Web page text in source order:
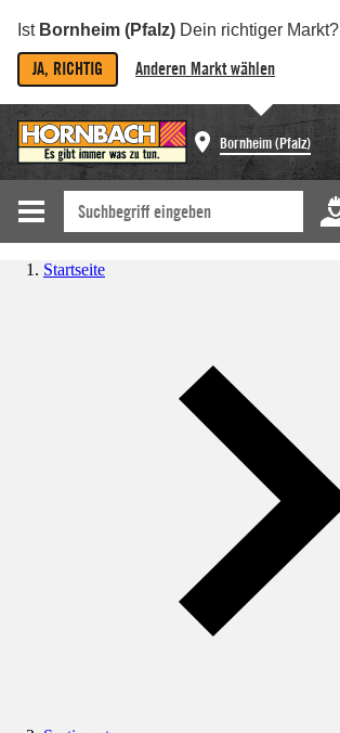
Ist Bornheim (Pfalz) Dein richtiger Markt?
JA, RICHTIG Anderen Markt wählen
Bornheim (Pfalz)
Startseite